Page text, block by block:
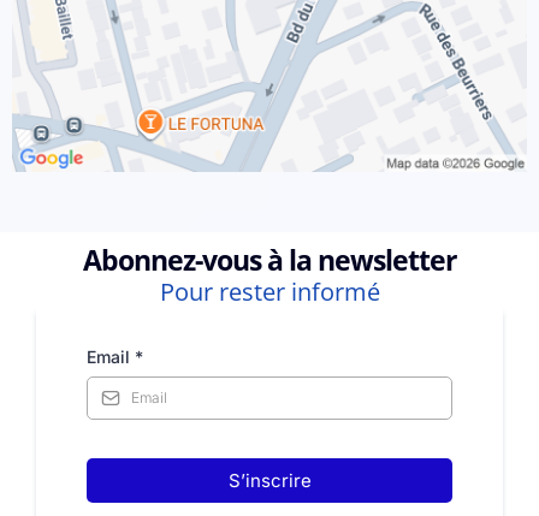
Abonnez-vous à la newsletter
Pour rester informé
Email *
S’inscrire